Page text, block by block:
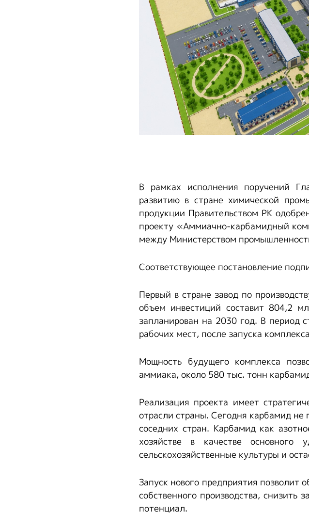
В рамках исполнения поручений
развитию в стране химической
продукции Правительством РК
проекту «Аммиачно-карбамидный
между Министерством
Соответствующее постановление
Первый в стране завод по
объем инвестиций составит 804,2
запланирован на 2030 год. В период
рабочих мест, после запуска
Мощность будущего комплекса
аммиака, около 580 тыс. тонн
Реализация проекта имеет
отрасли страны. Сегодня карбамид не
соседних стран. Карбамид как
хозяйстве в качестве
сельскохозяйственные культуры и
Запуск нового предприятия позволит
собственного производства, снизить
потенциал.